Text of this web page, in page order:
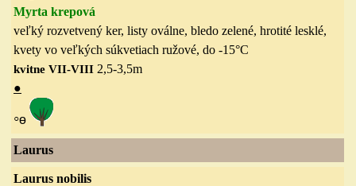
Myrta krepová
veľký rozvetvený ker, listy oválne, bledo zelené, hrotité lesklé,
kvety vo veľkých súkvetiach ružové, do -15°C
kvitne VII-VIII 2,5-3,5m
●
◦ө
Laurus
Laurus nobilis